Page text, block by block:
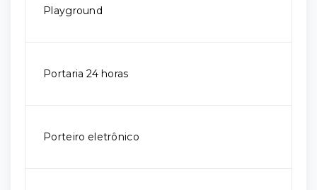
Playground
Portaria 24 horas
Porteiro eletrônico